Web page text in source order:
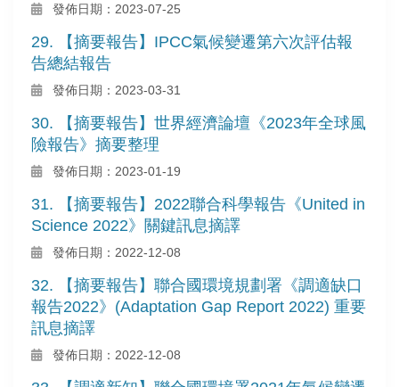
發佈日期：2023-07-25
29. 【摘要報告】IPCC氣候變遷第六次評估報
告總結報告
發佈日期：2023-03-31
30. 【摘要報告】世界經濟論壇《2023年全球風
險報告》摘要整理
發佈日期：2023-01-19
31. 【摘要報告】2022聯合科學報告《United in
Science 2022》關鍵訊息摘譯
發佈日期：2022-12-08
32. 【摘要報告】聯合國環境規劃署《調適缺口
報告2022》(Adaptation Gap Report 2022) 重要
訊息摘譯
發佈日期：2022-12-08